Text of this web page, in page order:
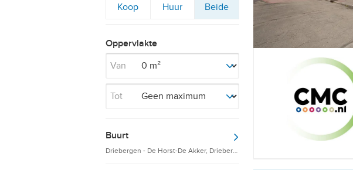
Filter
Koop
Filter
Huur
Filter
op
Beide
Oppervlakte
Van
Tot
Buurt
Driebergen - De Horst-De Akker, Driebergen - Heidestein-Bornia-Noordhout,